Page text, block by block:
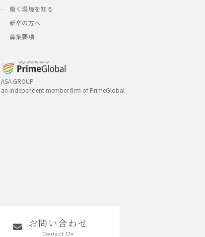
働く環境を知る
新卒の方へ
募集要項
ASA GROUP
an independent member firm of PrimeGlobal
お問い合わせ
Contact Us